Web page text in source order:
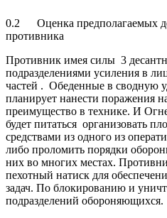
0.2 Оценка предполагаемых
противника
Противник имея силы 3
подразделениями усиления в
частей . Обеденные в сводную
планирует нанести поражения
преимущество в технике. И
будет питаться организовать
средствами из одного из
либо проломить порядки
них во многих местах.
пехотный натиск для
задач. По блокированию и
подразделений обороняющихся.